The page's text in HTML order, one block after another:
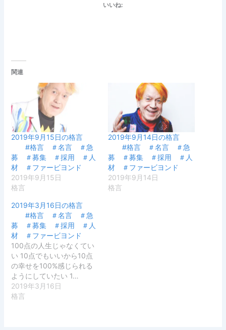
いいね:
関連
2019年9月15日の格言
#格言 ＃名言 ＃急
募 ＃募集 ＃採用 ＃人
材 ＃ファービヨンド
2019年9月15日
格言
2019年9月14日の格言
#格言 ＃名言 ＃急
募 ＃募集 ＃採用 ＃人
材 ＃ファービヨンド
2019年9月14日
格言
2019年3月16日の格言
#格言 ＃名言 ＃急
募 ＃募集 ＃採用 ＃人
材 ＃ファービヨンド
100点の人生じゃなくてい
い 10点でもいいから10点
の幸せを100%感じられる
ようにしていたい 1…
2019年3月16日
格言